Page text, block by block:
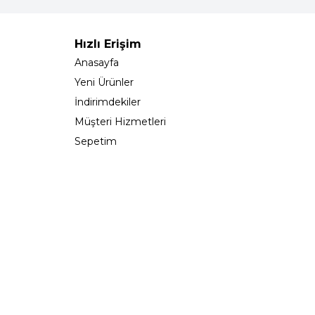
Hızlı Erişim
Anasayfa
Yeni Ürünler
İndirimdekiler
Müşteri Hizmetleri
Sepetim